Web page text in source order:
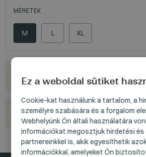
MÉRETEK
M L XL
Legyél viszonteladónk
Ez a weboldal sütiket
Cookie-kat használunk a tartalom, a
személyre szabására és a forgalom
Webhelyünk Ön általi használatára
információkat megosztjuk hirdetési és
partnereinkkel is, akik egyesíthetik
információkkal, amelyeket Ön